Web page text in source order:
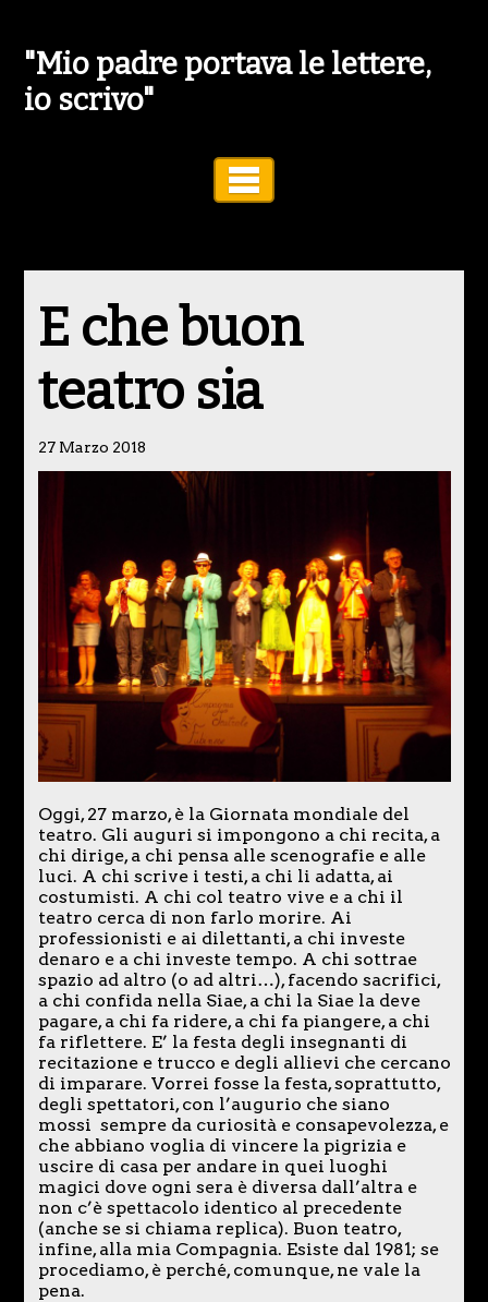
"Mio padre portava le lettere,
io scrivo"
E che buon
teatro sia
27 Marzo 2018
Oggi, 27 marzo, è la Giornata mondiale del
teatro. Gli auguri si impongono a chi recita, a
chi dirige, a chi pensa alle scenografie e alle
luci. A chi scrive i testi, a chi li adatta, ai
costumisti. A chi col teatro vive e a chi il
teatro cerca di non farlo morire. Ai
professionisti e ai dilettanti, a chi investe
denaro e a chi investe tempo. A chi sottrae
spazio ad altro (o ad altri…), facendo sacrifici,
a chi confida nella Siae, a chi la Siae la deve
pagare, a chi fa ridere, a chi fa piangere, a chi
fa riflettere. E’ la festa degli insegnanti di
recitazione e trucco e degli allievi che cercano
di imparare. Vorrei fosse la festa, soprattutto,
degli spettatori, con l’augurio che siano
mossi sempre da curiosità e consapevolezza, e
che abbiano voglia di vincere la pigrizia e
uscire di casa per andare in quei luoghi
magici dove ogni sera è diversa dall’altra e
non c’è spettacolo identico al precedente
(anche se si chiama replica). Buon teatro,
infine, alla mia Compagnia. Esiste dal 1981; se
procediamo, è perché, comunque, ne vale la
pena.